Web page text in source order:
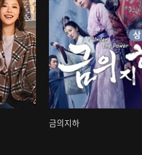
금의지하